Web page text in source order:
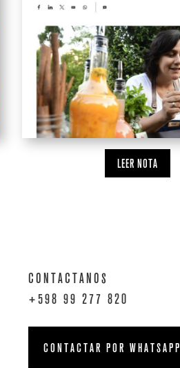
LEER NOTA
CONTACTANOS
+598 99 277 820
CONTACTAR POR WHATSAPP